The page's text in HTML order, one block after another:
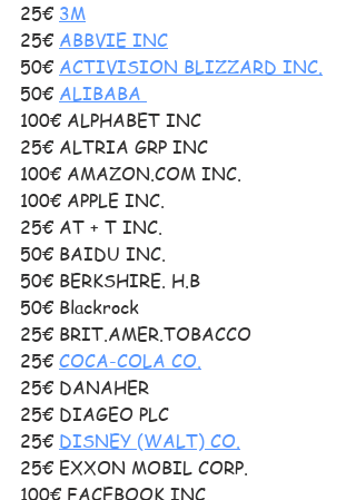
25€ 3M
25€ ABBVIE INC
50€ ACTIVISION BLIZZARD INC.
50€ ALIBABA
100€ ALPHABET INC
25€ ALTRIA GRP INC
100€ AMAZON.COM INC.
100€ APPLE INC.
25€ AT + T INC.
50€ BAIDU INC.
50€ BERKSHIRE. H.B
50€ Blackrock
25€ BRIT.AMER.TOBACCO
25€ COCA-COLA CO.
25€ DANAHER
25€ DIAGEO PLC
25€ DISNEY (WALT) CO.
25€ EXXON MOBIL CORP.
100€ FACEBOOK INC.